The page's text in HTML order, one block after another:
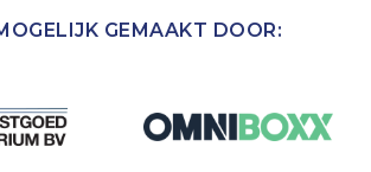
GEMAAKT DOOR: